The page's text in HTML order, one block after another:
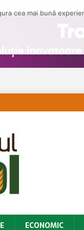
ECONOMIC
cea mai bună